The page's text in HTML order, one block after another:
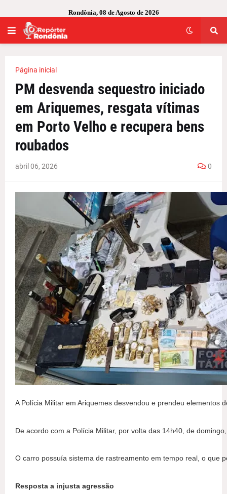
Rondônia, 08 de Agosto de 2026
Página inicial
PM desvenda sequestro iniciado
em Ariquemes, resgata vítimas
em Porto Velho e recupera bens
roubados
abril 06, 2026 0
A Polícia Militar em Ariquemes desvendou e prendeu elementos
De acordo com a Polícia Militar, por volta das 14h40, de
O carro possuía sistema de rastreamento em tempo real, o que
Resposta a injusta agressão